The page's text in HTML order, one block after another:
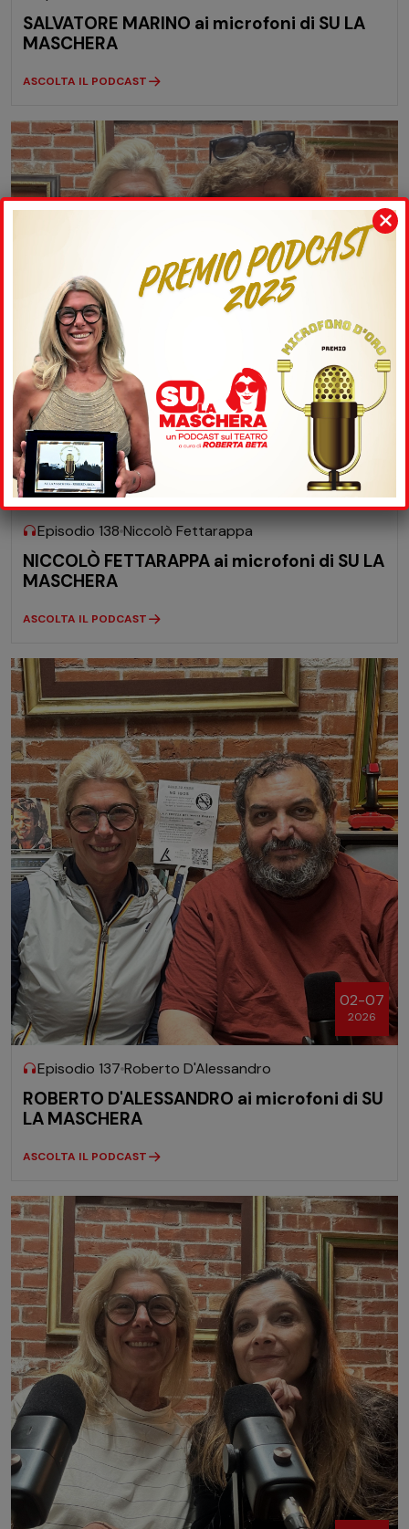
SALVATORE MARINO ai microfoni di SU LA
MASCHERA
ASCOLTA IL PODCAST
08-07
2026
Episodio 138 Niccolò Fettarappa
NICCOLÒ FETTARAPPA ai microfoni di SU LA
MASCHERA
ASCOLTA IL PODCAST
02-07
2026
Episodio 137 Roberto D'Alessandro
ROBERTO D'ALESSANDRO ai microfoni di SU
LA MASCHERA
ASCOLTA IL PODCAST